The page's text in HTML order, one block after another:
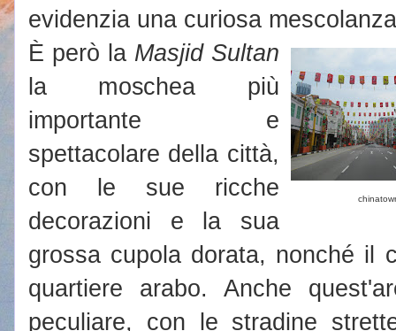
evidenzia una curiosa
È però la Masjid Sultan
la moschea più
importante e
spettacolare della città,
con le sue ricche
decorazioni e la sua
grossa cupola dorata, nonché il
quartiere arabo. Anche
peculiare, con le stradine